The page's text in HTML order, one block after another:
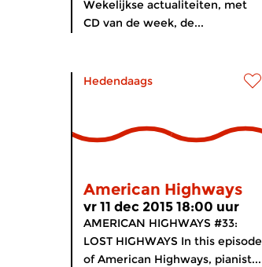
Wekelijkse actualiteiten, met
CD van de week, de...
Hedendaags
American Highways
vr 11 dec 2015 18:00 uur
AMERICAN HIGHWAYS #33:
LOST HIGHWAYS In this episode
of American Highways, pianist...